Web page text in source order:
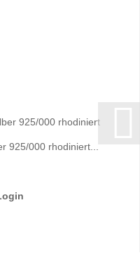
925/000 rhodiniert...